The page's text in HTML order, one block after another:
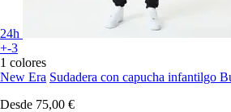
24h
+-3
1 colores
New Era Sudadera con capucha infantilgo
Desde 75,00 €